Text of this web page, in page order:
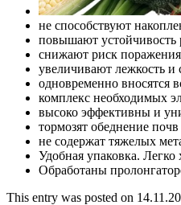
не способствуют
повышают устойчивость
снижают риск
увеличивают лежкость и
одновременно вносятся
комплекс необходимых
высоко эффективны и
тормозят обеднение почв
не содержат тяжелых
Удобная упаковка.
Обработаны
This entry was posted on